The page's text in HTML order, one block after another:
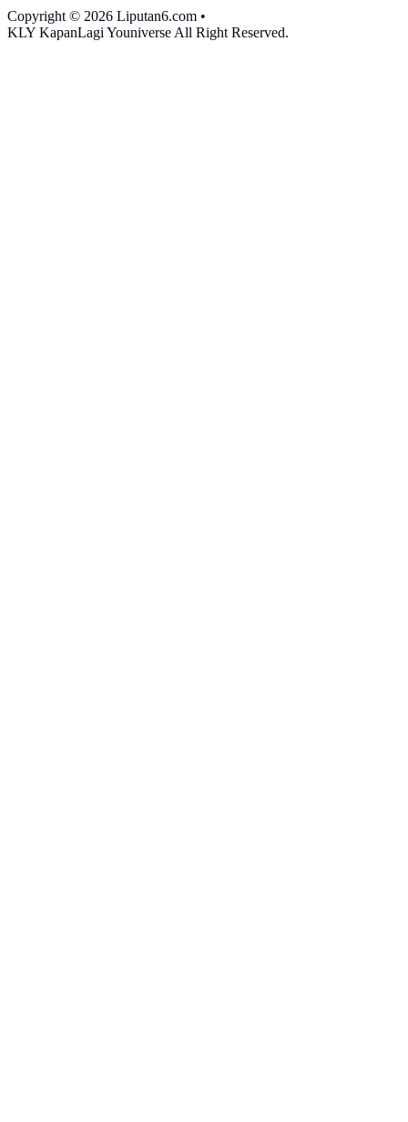
Copyright © 2026 Liputan6.com •
KLY KapanLagi Youniverse All Right Reserved.